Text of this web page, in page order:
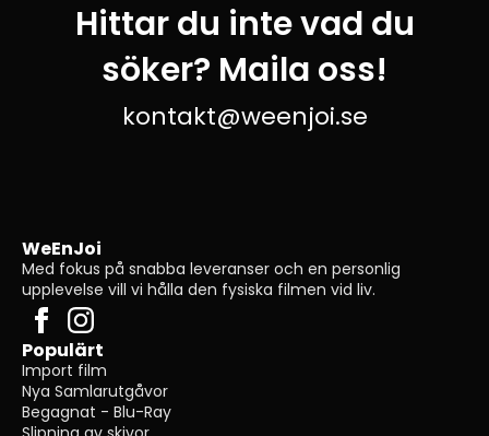
Hittar du inte vad du
söker? Maila oss!
kontakt@weenjoi.se
WeEnJoi
Med fokus på snabba leveranser och en personlig
upplevelse vill vi hålla den fysiska filmen vid liv.
Populärt
Import film
Nya Samlarutgåvor
Begagnat - Blu-Ray